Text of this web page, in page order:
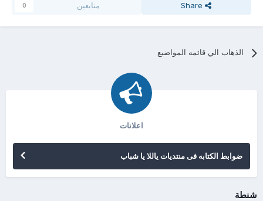
Share متابعين 0
الذهاب الي قائمه المواضيع
اعلانات
ضوابط الكتابه فى منتديات ياللا يا شباب
شنطة